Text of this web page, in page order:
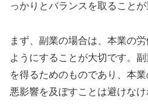
っかりとバランスを取ることが
まず、副業の場合は、本業の
ようにすることが大切です。
を得るためのものであり、本
悪影響を及ぼすことは避けなけ